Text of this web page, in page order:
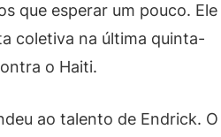
que esperar um pouco. Ele
coletiva na última quinta-
o Haiti.
ao talento de Endrick. O